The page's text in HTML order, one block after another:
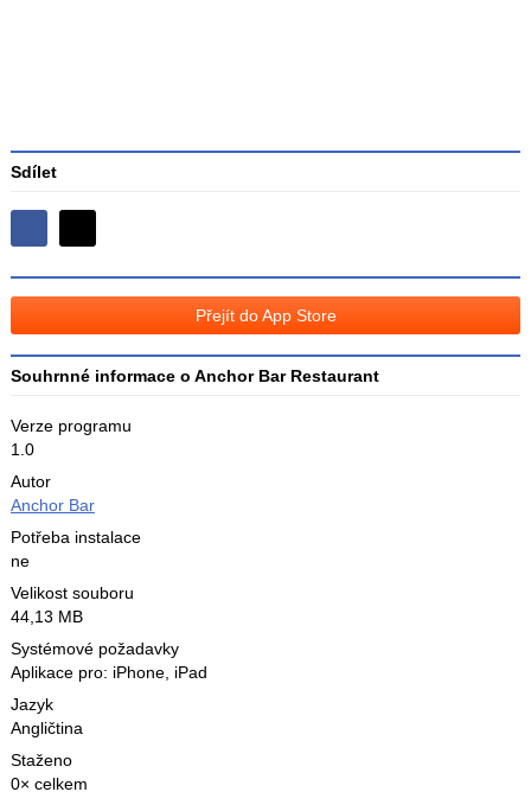
Sdílet
Sdílejte
na
Facebooku
na
Přejít do App Store
Souhrnné informace o Anchor Bar Restaurant
Verze programu
1.0
Autor
Anchor Bar
Potřeba instalace
ne
Velikost souboru
44,13 MB
Systémové požadavky
Aplikace pro: iPhone, iPad
Jazyk
Angličtina
Staženo
0× celkem